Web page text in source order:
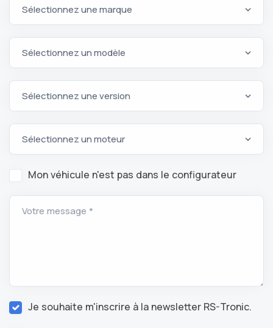
Mon véhicule n'est pas dans le configurateur
Votre message *
Je souhaite m'inscrire à la newsletter RS-Tronic.